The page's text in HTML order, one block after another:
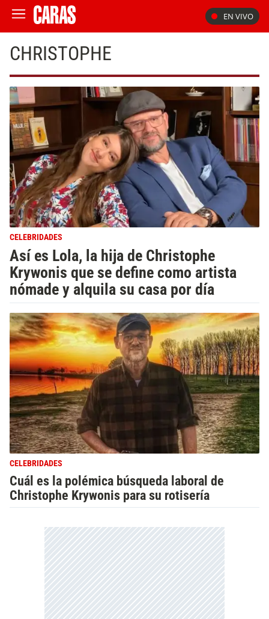
EN VIVO
CHRISTOPHE
CELEBRIDADES
Así es Lola, la hija de Christophe
Krywonis que se define como artista
nómade y alquila su casa por día
CELEBRIDADES
Cuál es la polémica búsqueda laboral de
Christophe Krywonis para su rotisería